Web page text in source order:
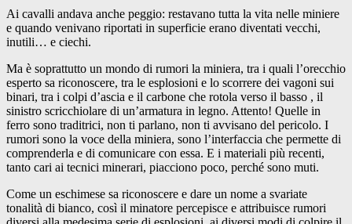
Ai cavalli andava anche peggio: restavano tutta la vita nelle miniere
e quando venivano riportati in superficie erano diventati vecchi,
inutili… e ciechi.
Ma è soprattutto un mondo di rumori la miniera, tra i quali l’orecchio
esperto sa riconoscere, tra le esplosioni e lo scorrere dei vagoni sui
binari, tra i colpi d’ascia e il carbone che rotola verso il basso , il
sinistro scricchiolare di un’armatura in legno. Attento! Quelle in
ferro sono traditrici, non ti parlano, non ti avvisano del pericolo. I
rumori sono la voce della miniera, sono l’interfaccia che permette di
comprenderla e di comunicare con essa. E i materiali più recenti,
tanto cari ai tecnici minerari, piacciono poco, perché sono muti.
Come un eschimese sa riconoscere e dare un nome a svariate
tonalità di bianco, così il minatore percepisce e attribuisce rumori